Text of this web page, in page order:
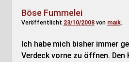
Böse Fummelei
Veröffentlicht 23/10/2008von maik.
Ich habe mich bisher immer
Verdeck vorne zu öffnen. Den